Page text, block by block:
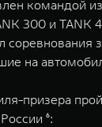
командой
300 и TANK
соревнования
на
призера
⁶: